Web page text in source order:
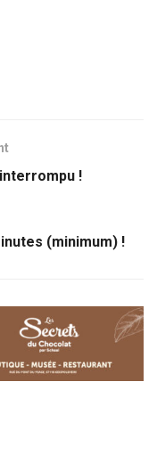
!
(minimum) !